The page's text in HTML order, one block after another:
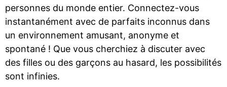
personnes du monde entier. Connectez-vous
instantanément avec de parfaits inconnus dans
un environnement amusant, anonyme et
spontané ! Que vous cherchiez à discuter avec
des filles ou des garçons au hasard, les possibilités
sont infinies.